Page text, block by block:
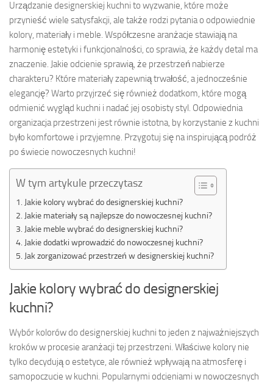
Urządzanie designerskiej kuchni to wyzwanie, które może
przynieść wiele satysfakcji, ale także rodzi pytania o odpowiednie
kolory, materiały i meble. Współczesne aranżacje stawiają na
harmonię estetyki i funkcjonalności, co sprawia, że każdy detal ma
znaczenie. Jakie odcienie sprawią, że przestrzeń nabierze
charakteru? Które materiały zapewnią trwałość, a jednocześnie
elegancję? Warto przyjrzeć się również dodatkom, które mogą
odmienić wygląd kuchni i nadać jej osobisty styl. Odpowiednia
organizacja przestrzeni jest równie istotna, by korzystanie z kuchni
było komfortowe i przyjemne. Przygotuj się na inspirującą podróż
po świecie nowoczesnych kuchni!
W tym artykule przeczytasz
Jakie kolory wybrać do designerskiej kuchni?
Jakie materiały są najlepsze do nowoczesnej kuchni?
Jakie meble wybrać do designerskiej kuchni?
Jakie dodatki wprowadzić do nowoczesnej kuchni?
Jak zorganizować przestrzeń w designerskiej kuchni?
Jakie kolory wybrać do designerskiej
kuchni?
Wybór kolorów do designerskiej kuchni to jeden z najważniejszych
kroków w procesie aranżacji tej przestrzeni. Właściwe kolory nie
tylko decydują o estetyce, ale również wpływają na atmosferę i
samopoczucie w kuchni. Popularnymi odcieniami w nowoczesnych